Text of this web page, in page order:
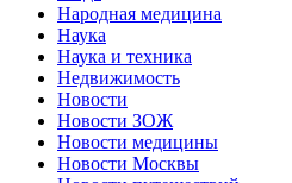
Народная медицина
Наука
Наука и техника
Недвижимость
Новости
Новости ЗОЖ
Новости медицины
Новости Москвы